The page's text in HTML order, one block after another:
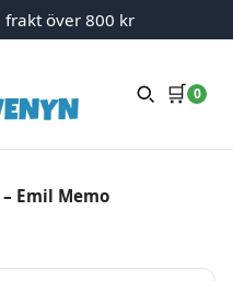
frakt över 800 kr
🛒 0
Emil Memo